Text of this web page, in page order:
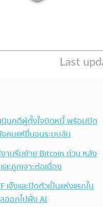
นินคดีผู้ตั้งใจบิดหนี้ พร้อมปิด
คนแห่ยื่นจนระบบล้น
านรีบย้าย Bitcoin ด่วน หลัง
ะถูกเจาะต่อเนื่อง
จ๊งและปิดตัวเป็นแห่งแรกใน
ออกไปฝั่ง AI